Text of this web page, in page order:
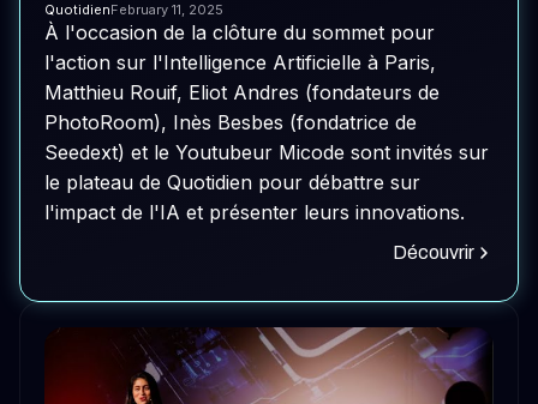
QuotidienFebruary 11, 2025
À l'occasion de la clôture du sommet pour
l'action sur l'Intelligence Artificielle à Paris,
Matthieu Rouif, Eliot Andres (fondateurs de
PhotoRoom), Inès Besbes (fondatrice de
Seedext) et le Youtubeur Micode sont invités sur
le plateau de Quotidien pour débattre sur
l'impact de l'IA et présenter leurs innovations.
Découvrir